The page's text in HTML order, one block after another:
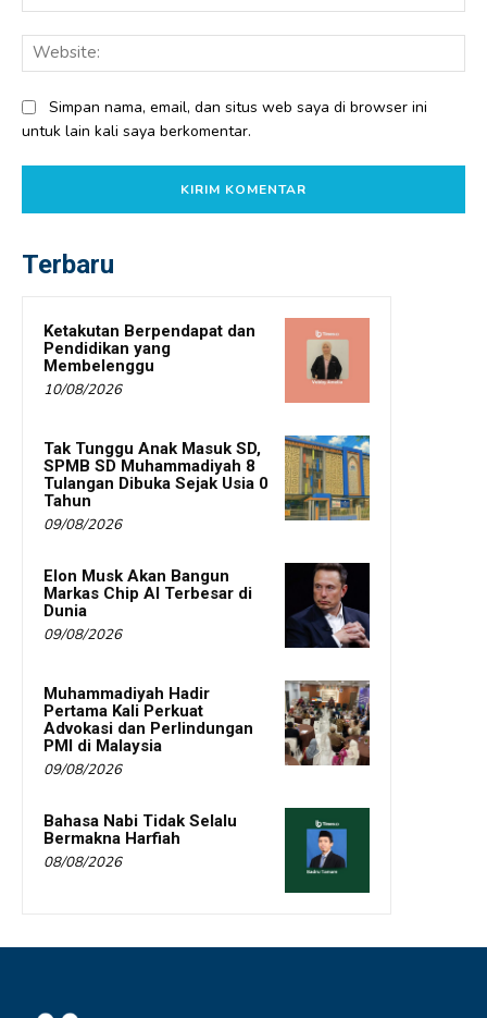
Simpan nama, email, dan situs web saya di browser ini
untuk lain kali saya berkomentar.
Terbaru
Ketakutan Berpendapat dan
Pendidikan yang
Membelenggu
10/08/2026
Tak Tunggu Anak Masuk SD,
SPMB SD Muhammadiyah 8
Tulangan Dibuka Sejak Usia 0
Tahun
09/08/2026
Elon Musk Akan Bangun
Markas Chip AI Terbesar di
Dunia
09/08/2026
Muhammadiyah Hadir
Pertama Kali Perkuat
Advokasi dan Perlindungan
PMI di Malaysia
09/08/2026
Bahasa Nabi Tidak Selalu
Bermakna Harfiah
08/08/2026